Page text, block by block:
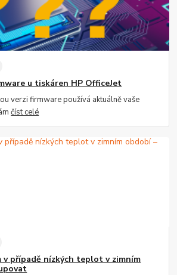
u tiskáren HP OfficeJet
verzi firmware používá aktuálně vaše
číst celé
v případě nízkých teplot v zimním